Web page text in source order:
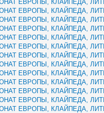
ЕВРОПЫ, КЛАЙПЕДА,
ЕВРОПЫ, КЛАЙПЕДА,
ЕВРОПЫ, КЛАЙПЕДА,
ЕВРОПЫ, КЛАЙПЕДА,
ЕВРОПЫ, КЛАЙПЕДА,
ЕВРОПЫ, КЛАЙПЕДА,
ЕВРОПЫ, КЛАЙПЕДА,
ЕВРОПЫ, КЛАЙПЕДА,
ЕВРОПЫ, КЛАЙПЕДА,
ЕВРОПЫ, КЛАЙПЕДА,
ЕВРОПЫ, КЛАЙПЕДА,
ЕВРОПЫ, КЛАЙПЕДА,
ЕВРОПЫ, КЛАЙПЕДА,